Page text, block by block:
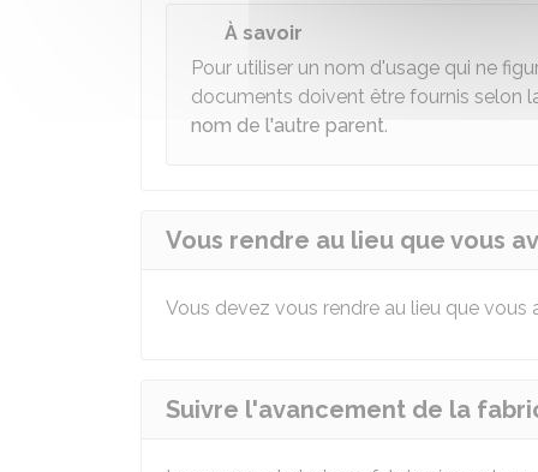
À savoir
Pour utiliser un nom d'usage qui ne
documents doivent être fournis selon
nom de l'autre parent.
Vous rendre au lieu que vous
Vous devez vous rendre au lieu que
Suivre l'avancement de la